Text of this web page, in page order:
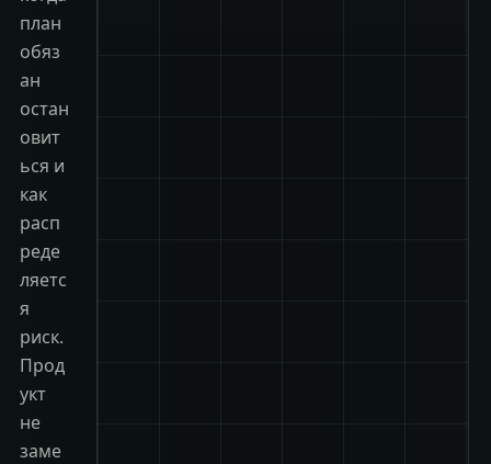
план
обяз
ан
остан
овит
ься и
как
расп
реде
ляетс
я
риск.
Прод
укт
не
заме